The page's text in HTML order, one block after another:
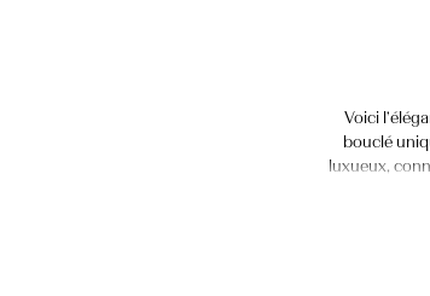
Voici
bouclé
luxueux,
et